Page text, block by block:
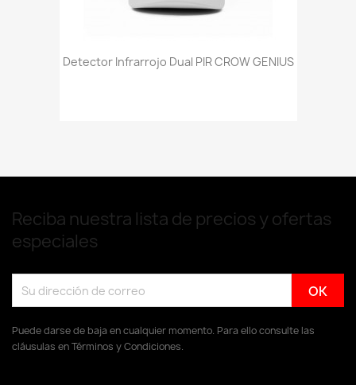
Detector Infrarrojo Dual PIR CROW GENIUS
Reciba nuestra lista de precios y ofertas
especiales
Puede darse de baja en cualquier momento. Para ello consulte las
cláusulas en Términos y Condiciones.